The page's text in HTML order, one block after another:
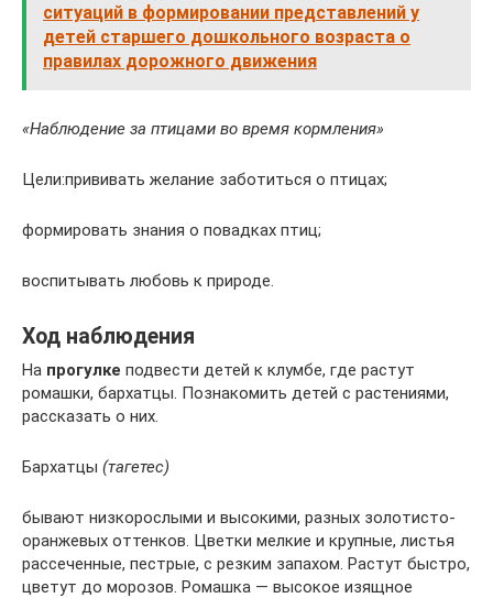
ситуаций в формировании представлений у
детей старшего дошкольного возраста о
правилах дорожного движения
«Наблюдение за птицами во время кормления»
Цели:прививать желание заботиться о птицах;
формировать знания о повадках птиц;
воспитывать любовь к природе.
Ход наблюдения
На прогулке подвести детей к клумбе, где растут
ромашки, бархатцы. Познакомить детей с растениями,
рассказать о них.
Бархатцы (тагетес)
бывают низкорослыми и высокими, разных золотисто-
оранжевых оттенков. Цветки мелкие и крупные, листья
рассеченные, пестрые, с резким запахом. Растут быстро,
цветут до морозов. Ромашка — высокое изящное